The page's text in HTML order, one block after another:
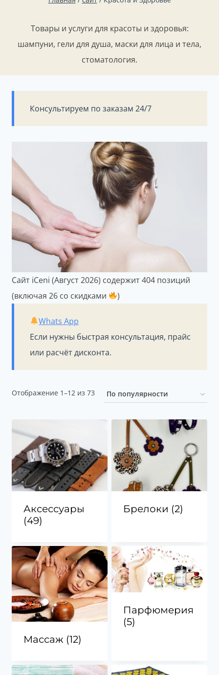
Товары и услуги для красоты и здоровья:
шампуни, гели для душа, маски для лица и тела,
стоматология.
Консультируем по заказам 24/7
Сайт iCeni (Август 2026) содержит 404 позиций
(включая 26 со скидками
)
Если нужны быстрая консультация, прайс
или расчёт дисконта.
Whats App
Отображение 1–12 из 73 Сортировка:
популярности
Аксессуары
(49)
Брелоки (2)
Массаж (12)
Парфюмерия
(5)